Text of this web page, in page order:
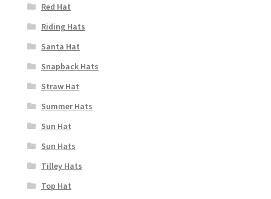
Red Hat
Riding Hats
Santa Hat
Snapback Hats
Straw Hat
Summer Hats
Sun Hat
Sun Hats
Tilley Hats
Top Hat